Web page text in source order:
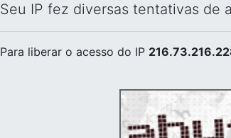
Seu IP fez diversas tentativas de
Para liberar o acesso do IP